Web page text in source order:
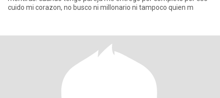
cuido mi corazon, no busco ni millonario ni tampoco quien m